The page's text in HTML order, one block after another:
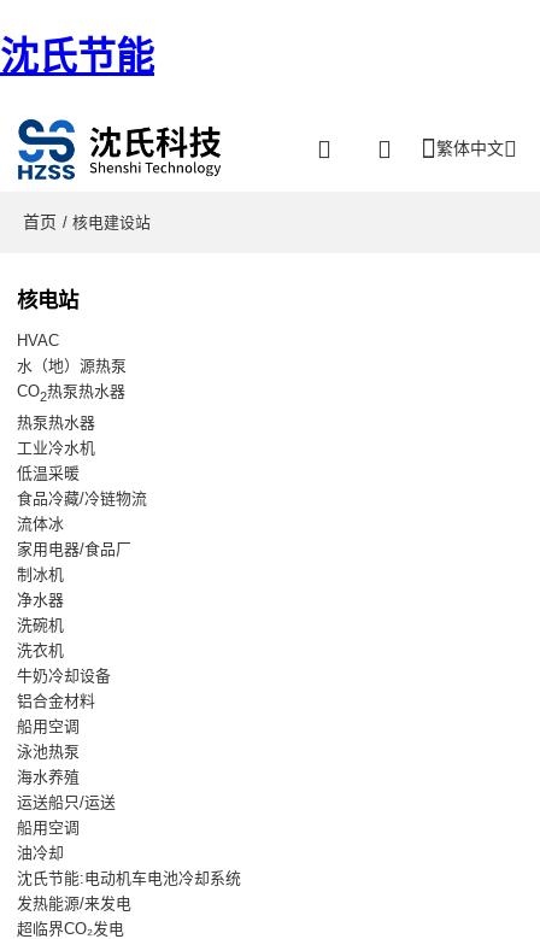
沈氏节能
繁体中文
首页 / 核电建设站
核电站
HVAC
水（地）源热泵
CO2热泵热水器
热泵热水器
工业冷水机
低温采暖
食品冷藏/冷链物流
流体冰
家用电器/食品厂
制冰机
净水器
洗碗机
洗衣机
牛奶冷却设备
铝合金材料
船用空调
泳池热泵
海水养殖
运送船只/运送
船用空调
油冷却
沈氏节能:电动机车电池冷却系统
发热能源/来发电
超临界CO₂发电